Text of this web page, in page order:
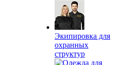
Экипировка для
охранных
структур